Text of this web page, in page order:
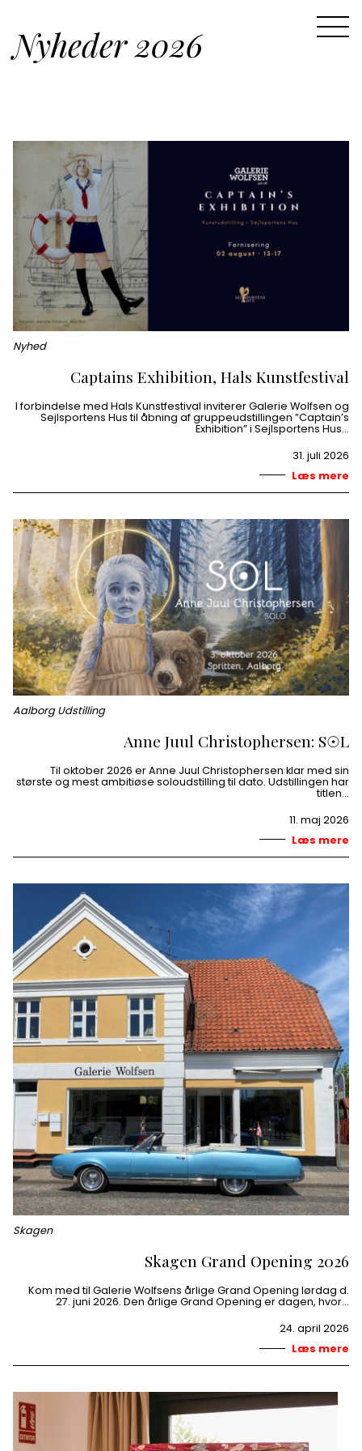
Nyheder 2026
Nyhed
Captains Exhibition, Hals Kunstfestival
I forbindelse med Hals Kunstfestival inviterer Galerie Wolfsen og
Sejlsportens Hus til åbning af gruppeudstillingen ”Captain’s
Exhibition” i Sejlsportens Hus…
31. juli 2026
Læs mere
Aalborg Udstilling
Anne Juul Christophersen: S☉L
Til oktober 2026 er Anne Juul Christophersen klar med sin
største og mest ambitiøse soloudstilling til dato. Udstillingen har
titlen…
11. maj 2026
Læs mere
Skagen
Skagen Grand Opening 2026
Kom med til Galerie Wolfsens årlige Grand Opening lørdag d.
27. juni 2026. Den årlige Grand Opening er dagen, hvor…
24. april 2026
Læs mere